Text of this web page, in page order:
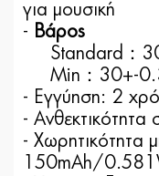
για μουσική
- Βάρος
Standard：
Min：30+-
- Εγγύηση: 2
-
- Χωρητικότητα
150mAh/